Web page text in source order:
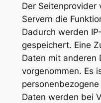
Der Seitenprovider
Servern die
Dadurch werden
gespeichert. Eine
Daten mit anderen
vorgenommen. Es
Daten werden bei